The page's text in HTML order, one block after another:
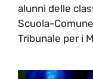
alunni delle
Scuola-
Tribunale per i